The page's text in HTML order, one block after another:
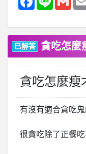
已解答 貪吃怎麼
貪吃怎麼瘦
有沒有適合貪吃
很貪吃除了正餐